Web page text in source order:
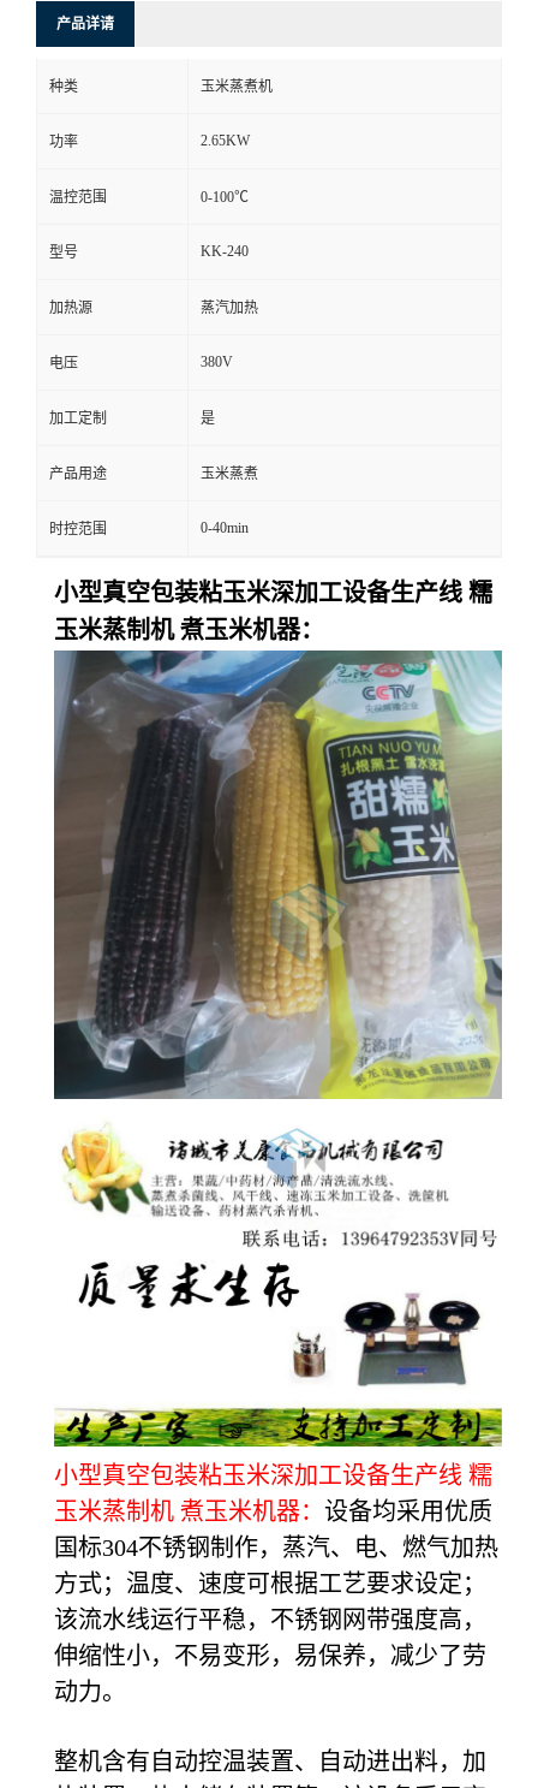
产品详请
种类 玉米蒸煮机
功率 2.65KW
温控范围 0-100℃
型号 KK-240
加热源 蒸汽加热
电压 380V
加工定制 是
产品用途 玉米蒸煮
时控范围 0-40min
小型真空包装粘玉米深加工设备生产线 糯
玉米蒸制机 煮玉米机器：
小型真空包装粘玉米深加工设备生产线 糯
玉米蒸制机 煮玉米机器： 设备均采用优质
国标304不锈钢制作，蒸汽、电、燃气加热
方式；温度、速度可根据工艺要求设定；
该流水线运行平稳，不锈钢网带强度高，
伸缩性小，不易变形，易保养，减少了劳
动力。
整机含有自动控温装置、自动进出料，加